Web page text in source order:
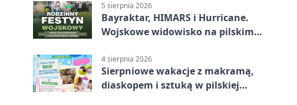
5 sierpnia 2026
Bayraktar, HIMARS i Hurricane.
Wojskowe widowisko na pilskim
4 sierpnia 2026
Sierpniowe wakacje z makramą,
diaskopem i sztuką w pilskiej